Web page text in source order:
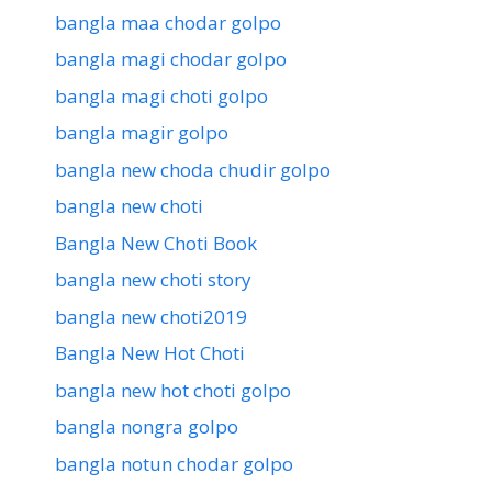
bangla maa chodar golpo
bangla magi chodar golpo
bangla magi choti golpo
bangla magir golpo
bangla new choda chudir golpo
bangla new choti
Bangla New Choti Book
bangla new choti story
bangla new choti2019
Bangla New Hot Choti
bangla new hot choti golpo
bangla nongra golpo
bangla notun chodar golpo